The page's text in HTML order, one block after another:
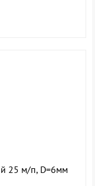
25 м/п, D=6мм